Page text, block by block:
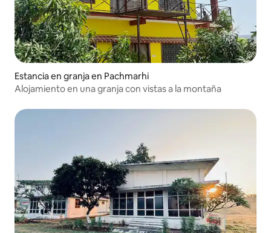
Estancia en granja en Pachmarhi
Alojamiento en una granja con vistas a la montaña